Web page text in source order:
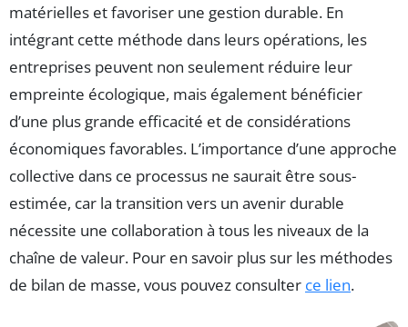
matérielles et favoriser une gestion durable. En
intégrant cette méthode dans leurs opérations, les
entreprises peuvent non seulement réduire leur
empreinte écologique, mais également bénéficier
d’une plus grande efficacité et de considérations
économiques favorables. L’importance d’une approche
collective dans ce processus ne saurait être sous-
estimée, car la transition vers un avenir durable
nécessite une collaboration à tous les niveaux de la
chaîne de valeur. Pour en savoir plus sur les méthodes
de bilan de masse, vous pouvez consulter ce lien.